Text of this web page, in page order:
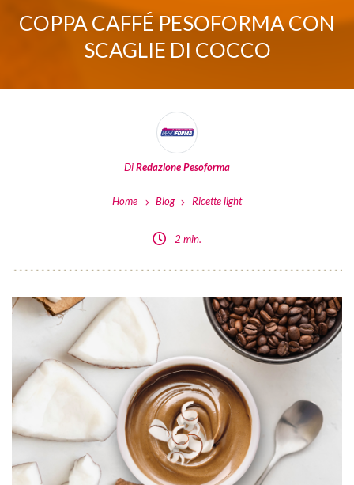
COPPA CAFFÉ PESOFORMA CON
SCAGLIE DI COCCO
DiRedazione Pesoforma
Home Blog Ricette light
2 min.